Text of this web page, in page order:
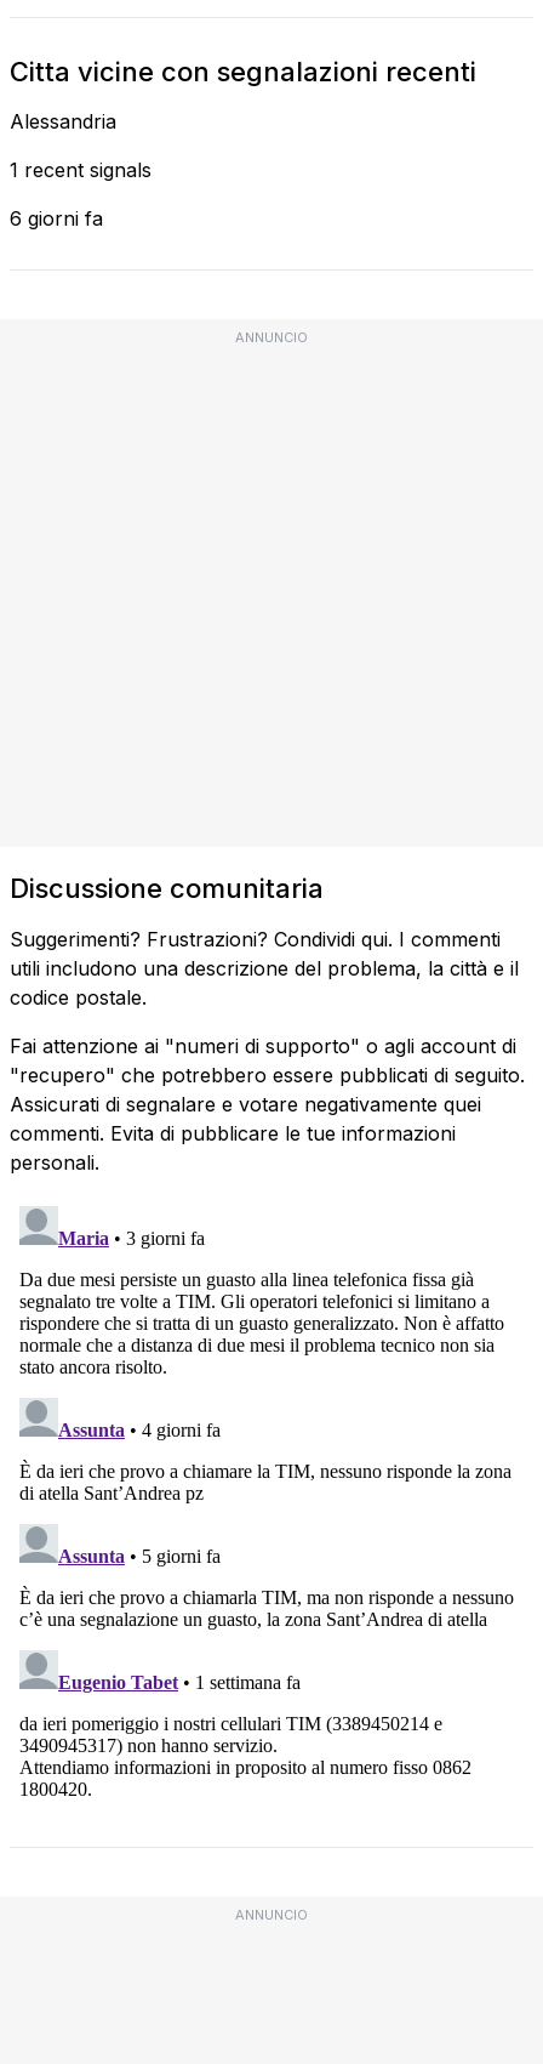
Citta vicine con segnalazioni recenti
Alessandria
1 recent signals
6 giorni fa
ANNUNCIO
Discussione comunitaria
Suggerimenti? Frustrazioni? Condividi qui. I commenti
utili includono una descrizione del problema, la città e il
codice postale.
Fai attenzione ai "numeri di supporto" o agli account di
"recupero" che potrebbero essere pubblicati di seguito.
Assicurati di segnalare e votare negativamente quei
commenti. Evita di pubblicare le tue informazioni
personali.
ANNUNCIO